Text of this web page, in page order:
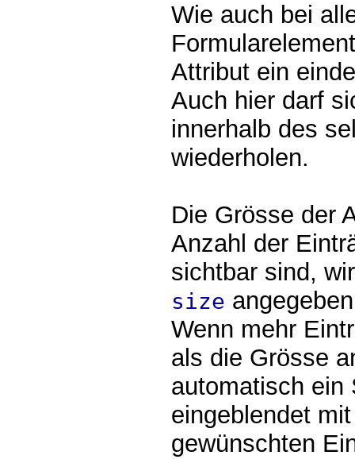
Wie auch bei
Attribut ein
Auch hier darf
innerhalb des
wiederholen.
Die Grösse der
Anzahl der
sichtbar sind,
size
Wenn mehr
als die Grösse
automatisch ein
eingeblendet
gewünschten